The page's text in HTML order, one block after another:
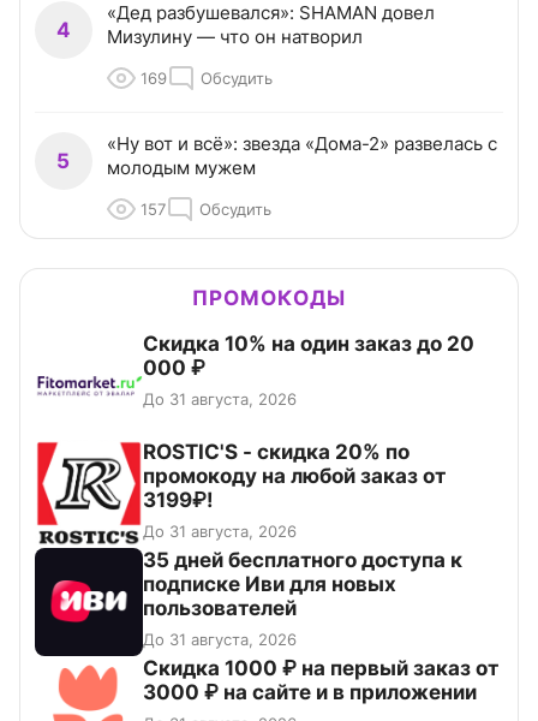
4
«Дед разбушевался»: SHAMAN довел
Мизулину — что он натворил
169 Обсудить
5
«Ну вот и всё»: звезда «Дома-2» развелась с
молодым мужем
157 Обсудить
ПРОМОКОДЫ
Скидка 10% на один заказ до 20
000 ₽
До 31 августа, 2026
ROSTIC'S - скидка 20% по
промокоду на любой заказ от
3199₽!
До 31 августа, 2026
35 дней бесплатного доступа к
подписке Иви для новых
пользователей
До 31 августа, 2026
Скидка 1000 ₽ на первый заказ от
3000 ₽ на сайте и в приложении